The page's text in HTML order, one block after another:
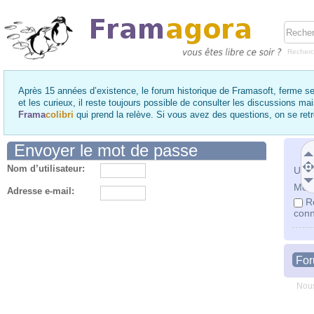
Après 15 années d’existence, le forum historique de Framasoft, ferme
et les curieux, il reste toujours possible de consulter les discussions
Framacolibri qui prend la relève. Si vous avez des questions, on se
Mot
Envoyer le mot de passe
Nom d’utilisateur:
Adresse e-mail: